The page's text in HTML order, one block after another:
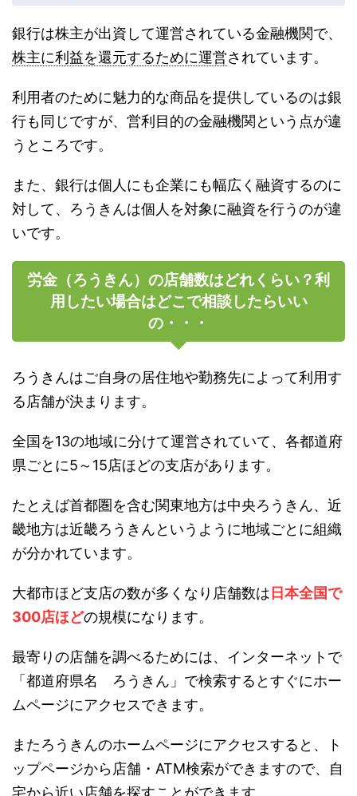
銀行は株主が出資して運営されている金融機関で、
株主に利益を還元するために運営されています。
利用者のために魅力的な商品を提供しているのは銀
行も同じですが、営利目的の金融機関という点が違
うところです。
また、銀行は個人にも企業にも幅広く融資するのに
対して、ろうきんは個人を対象に融資を行うのが違
いです。
労金（ろうきん）の店舗数はどれくらい？利
用したい場合はどこで相談したらいい
の・・・
ろうきんはご自身の居住地や勤務先によって利用す
る店舗が決まります。
全国を13の地域に分けて運営されていて、各都道府
県ごとに5～15店ほどの支店があります。
たとえば首都圏を含む関東地方は中央ろうきん、近
畿地方は近畿ろうきんというように地域ごとに組織
が分かれています。
大都市ほど支店の数が多くなり店舗数は日本全国で
300店ほどの規模になります。
最寄りの店舗を調べるためには、インターネットで
「都道府県名 ろうきん」で検索するとすぐにホー
ムページにアクセスできます。
またろうきんのホームページにアクセスすると、ト
ップページから店舗・ATM検索ができますので、自
宅から近い店舗を探すことができます。